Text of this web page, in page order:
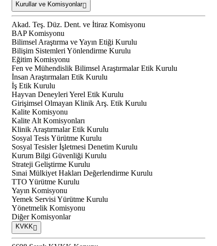
Kurullar ve Komisyonlar
Akad. Teş. Düz. Dent. ve İtiraz Komisyonu
BAP Komisyonu
Bilimsel Araştırma ve Yayın Etiği Kurulu
Bilişim Sistemleri Yönlendirme Kurulu
Eğitim Komisyonu
Fen ve Mühendislik Bilimsel Araştırmalar Etik Kurulu
İnsan Araştırmaları Etik Kurulu
İş Etik Kurulu
Hayvan Deneyleri Yerel Etik Kurulu
Girişimsel Olmayan Klinik Arş. Etik Kurulu
Kalite Komisyonu
Kalite Alt Komisyonları
Klinik Araştırmalar Etik Kurulu
Sosyal Tesis Yürütme Kurulu
Sosyal Tesisler İşletmesi Denetim Kurulu
Kurum Bilgi Güvenliği Kurulu
Strateji Geliştirme Kurulu
Sınai Mülkiyet Hakları Değerlendirme Kurulu
TTO Yürütme Kurulu
Yayın Komisyonu
Yemek Servisi Yürütme Kurulu
Yönetmelik Komisyonu
Diğer Komisyonlar
KVKK